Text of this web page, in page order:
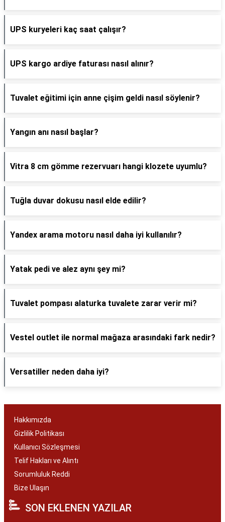
UPS kuryeleri kaç saat çalışır?
UPS kargo ardiye faturası nasıl alınır?
Tuvalet eğitimi için anne çişim geldi nasıl söylenir?
Yangın anı nasıl başlar?
Vitra 8 cm gömme rezervuarı hangi klozete uyumlu?
Tuğla duvar dokusu nasıl elde edilir?
Yandex arama motoru nasıl daha iyi kullanılır?
Yatak pedi ve alez aynı şey mi?
Tuvalet pompası alaturka tuvalete zarar verir mi?
Vestel outlet ile normal mağaza arasındaki fark nedir?
Versatiller neden daha iyi?
Hakkımızda
Gizlilik Politikası
Kullanıcı Sözleşmesi
Telif Hakları ve Alıntı
Sorumluluk Reddi
Bize Ulaşın
SON EKLENEN YAZILAR